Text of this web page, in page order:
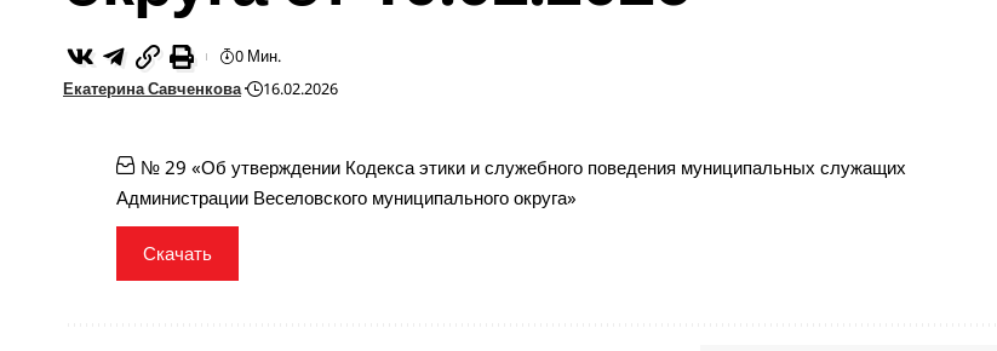
Екатерина Савченкова 16.02.2026
0 Мин.
№ 29 «Об утверждении Кодекса этики и служебного поведения муниципальных служащих
Администрации Веселовского муниципального округа»
Скачать